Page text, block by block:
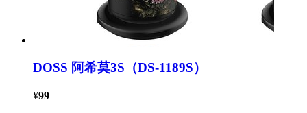
DOSS 阿希莫3S（DS-1189S）
¥99